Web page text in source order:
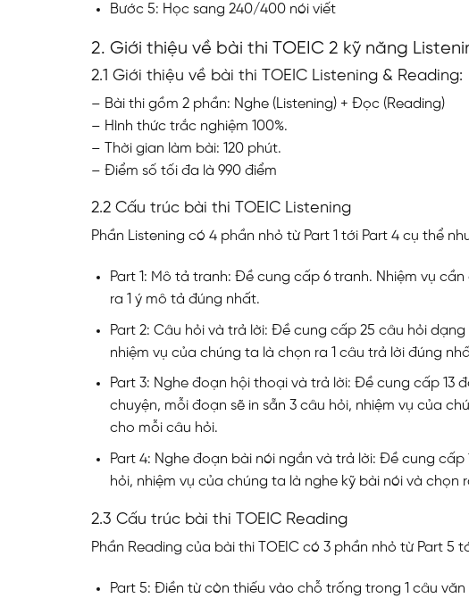
Bước 5: Học sang 240/400 nói viết
2. Giới thiệu về bài thi TOEIC 2 kỹ năng
2.1 Giới thiệu về bài thi TOEIC Listening & Reading:
– Bài thi gồm 2 phần: Nghe (Listening) + Đọc (Reading)
– Hình thức trắc nghiệm 100%.
– Thời gian làm bài: 120 phút.
– Điểm số tối đa là 990 điểm
2.2 Cấu trúc bài thi TOEIC Listening
Phần Listening có 4 phần nhỏ từ Part 1 tới Part 4 cụ thể
Part 1: Mô tả tranh: Đề cung cấp 6 tranh. Nhiệm vụ
ra 1 ý mô tả đúng nhất.
Part 2: Câu hỏi và trả lời: Đề cung cấp 25 câu hỏi
nhiệm vụ của chúng ta là chọn ra 1 câu trả lời đúng
Part 3: Nghe đoạn hội thoại và trả lời: Đề cung cấp 13
chuyện, mỗi đoạn sẽ in sẵn 3 câu hỏi, nhiệm vụ của
cho mỗi câu hỏi.
Part 4: Nghe đoạn bài nói ngắn và trả lời: Đề cung
hỏi, nhiệm vụ của chúng ta là nghe kỹ bài nói và chọn
2.3 Cấu trúc bài thi TOEIC Reading
Phần Reading của bài thi TOEIC có 3 phần nhỏ từ Part 5
Part 5: Điền từ còn thiếu vào chỗ trống trong 1 câu văn